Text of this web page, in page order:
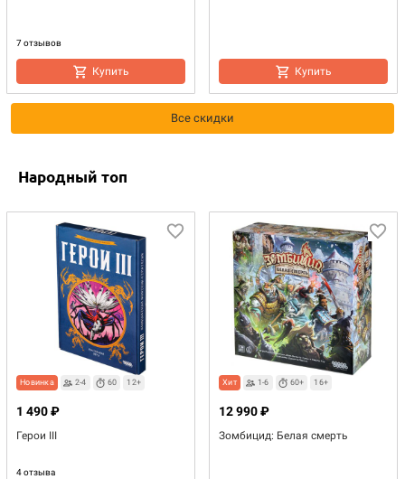
7 отзывов
Купить Купить
Все скидки
Народный топ
Новинка 2-4 60 12+
Герои III
4 отзыва
1 490 ₽
Хит 1-6 60+ 16+
Зомбицид: Белая смерть
12 990 ₽